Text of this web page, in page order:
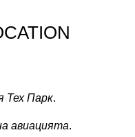
Тех Парк.
авиацията.